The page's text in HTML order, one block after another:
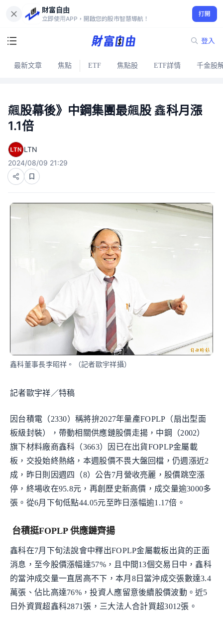
財富自由
立即使用APP，開啟您的股市智慧導航！
打開
登入
最新文章 焦點 ETF 焦點股 ETF詳情 千金股
飆股幕後》中鋼集團最飆股 鑫科月漲
1.1倍
LTN
2024/08/09 21:29
鑫科董事長李昭祥。（記者歐宇祥攝）
記者歐宇祥／特稿
因台積電（2330）稱將拚2027年量產FOPLP（扇出型面
板級封裝），帶動相關供應鏈股價走揚，中鋼（2002）
旗下材料廠商鑫科（3663）因已在出貨FOPLP金屬載
板，交投始終熱絡，本週股價不畏大盤回檔，仍週漲近2
成，昨日則因週四（8）公告7月營收亮麗，股價跳空漲
停，終場收在95.8元，再創歷史新高價，成交量逾3000多
張。從6月下旬低點44.05元至昨日漲幅逾1.17倍。
台積挺FOPLP 供應鏈齊揚
鑫科在7月下旬法說會中釋出FOPLP金屬載板出貨的正面
消息，至今股價漲幅達57%，且中間13個交易日中，鑫科
的當沖成交量一直居高不下，本月8日當沖成交張數達3.4
萬張、佔比高達76%，投資人應留意後續股價波動。近5
日外資買超鑫科2871張，三大法人合計買超3012張。